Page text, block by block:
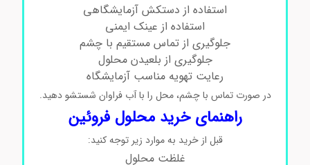
استفاده از دستکش آزمایشگاهی
استفاده از عینک ایمنی
جلوگیری از تماس مستقیم با چشم
جلوگیری از بلعیدن محلول
رعایت تهویه مناسب آزمایشگاه
در صورت تماس با چشم، محل را با آب فراوان شستشو دهید.
راهنمای خرید محلول فروئین
قبل از خرید به موارد زیر توجه کنید:
غلظت محلول